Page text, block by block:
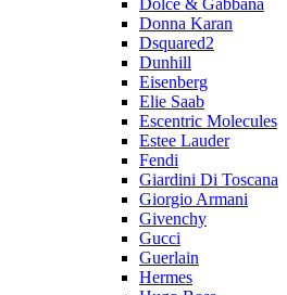
Dolce & Gabbana
Donna Karan
Dsquared2
Dunhill
Eisenberg
Elie Saab
Escentric Molecules
Estee Lauder
Fendi
Giardini Di Toscana
Giorgio Armani
Givenchy
Gucci
Guerlain
Hermes